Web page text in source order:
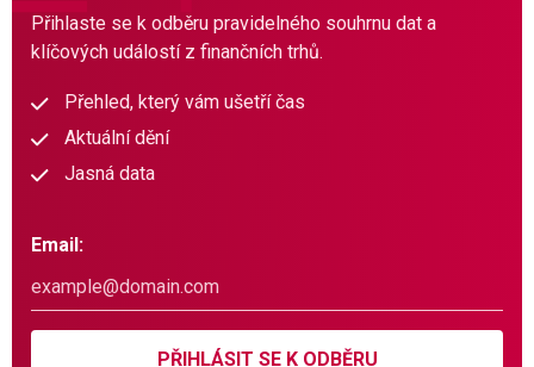
Přihlaste se k odběru pravidelného souhrnu dat a
klíčových událostí z finančních trhů.
Přehled, který vám ušetří čas
Aktuální dění
Jasná data
Email:
PŘIHLÁSIT SE K ODBĚRU